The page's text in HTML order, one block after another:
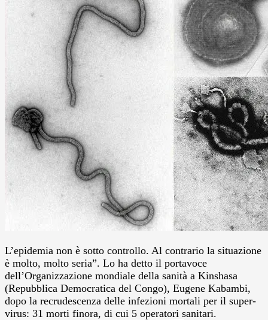
L’epidemia non è sotto controllo. Al contrario la situazione
è molto, molto seria”. Lo ha detto il portavoce
dell’Organizzazione mondiale della sanità a Kinshasa
(Repubblica Democratica del Congo), Eugene Kabambi,
dopo la recrudescenza delle infezioni mortali per il super-
virus: 31 morti finora, di cui 5 operatori sanitari.